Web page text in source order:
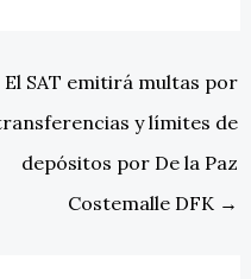
El SAT emitirá multas por
y límites de
depósitos por De la Paz
Costemalle DFK →